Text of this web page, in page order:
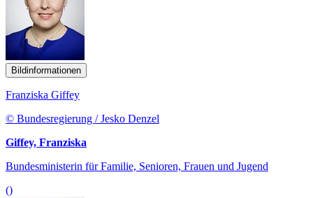
Bildinformationen
Franziska Giffey
© Bundesregierung / Jesko Denzel
Giffey, Franziska
Bundesministerin für Familie, Senioren, Frauen und Jugend
()